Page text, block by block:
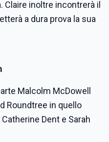
Claire inoltre incontrerà il
a dura prova la sua
Malcolm McDowell
Roundtree in quello
Dent e Sarah